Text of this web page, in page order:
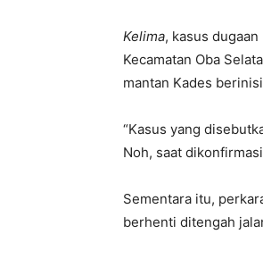
Kelima, kasus
Kecamatan Oba
mantan Kades
“Kasus yang
Noh, saat
Sementara itu,
berhenti ditengah